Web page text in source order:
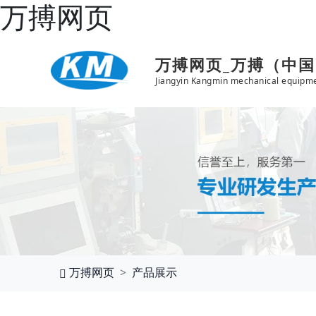
万搏网页
万搏网页_万搏（中
Jiangyin Kangmin mechanical
万搏网页 产品展示